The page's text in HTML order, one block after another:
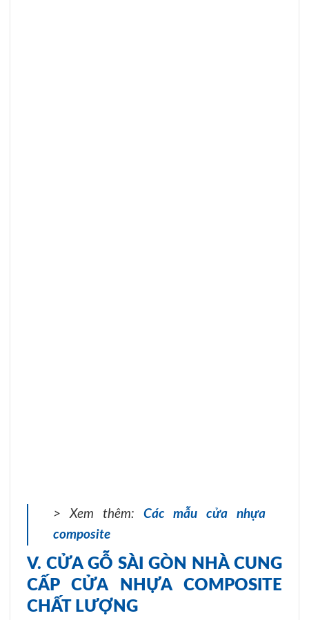
> Xem thêm: Các mẫu cửa nhựa
composite
V. CỬA GỖ SÀI GÒN NHÀ CUNG
CẤP CỬA NHỰA COMPOSITE
CHẤT LƯỢNG